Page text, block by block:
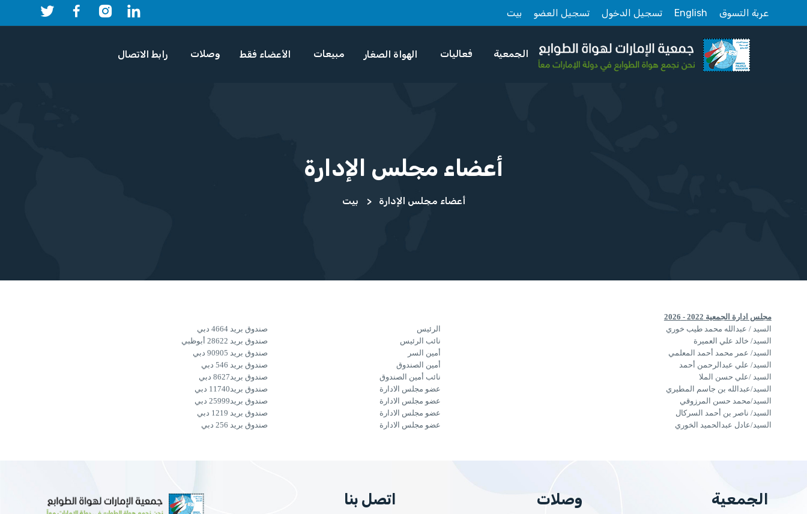
بيت تسجيل العضو تسجيل الدخول English عربة التسوق
رابط الاتصال وصلات الأعضاء فقط مبيعات الهواة الصغار فعاليات الجمعية
أعضاء مجلس الإدارة
بيت أعضاء مجلس الإدارة
مجلس ادارة الجمعية 2022 - 2026
السيد / عبدالله محمد طيب خوري
الرئيس
صندوق بريد 4664 دبي
السيد/ خالد علي العميرة
نائب الرئيس
صندوق بريد 28622 أبوظبي
السيد/ عمر محمد أحمد المعلمي
أمين السر
صندوق بريد 90905 دبي
السيد/ علي عبدالرحمن أحمد
أمين الصندوق
صندوق بريد 546 دبي
السيد /علي حسن الملا نائب أمین الصندوق صندوق بريد8627 دبي
السيد/عبدالله بن جاسم المطيري عضو مجلس الادارة صندوق بريد11740 دبي
السيد/محمد حسن المرزوقي عضو مجلس الادارة صندوق بريد25999 دبي
السيد/ ناصر بن أحمد السركال
عضو مجلس الادارة
صندوق بريد 1219 دبي
السيد/عادل عبدالحميد الخوري عضو مجلس الادارة صندوق بريد 256 دبي
اتصل بنا وصلات الجمعية